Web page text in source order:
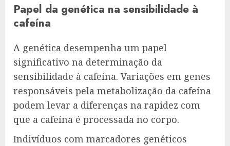
Papel da genética na sensibilidade à
cafeína
A genética desempenha um papel
significativo na determinação da
sensibilidade à cafeína. Variações em genes
responsáveis pela metabolização da cafeína
podem levar a diferenças na rapidez com
que a cafeína é processada no corpo.
Indivíduos com marcadores genéticos